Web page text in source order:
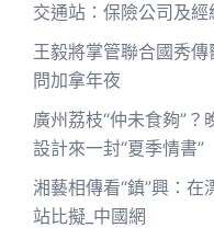
交通站：保險公司及
王毅將掌管聯合國秀
問加拿年夜
廣州荔枝“仲未食夠”
設計來一封“夏季情書”
湘藝相傳看“鎮”興：
站比擬_中國網